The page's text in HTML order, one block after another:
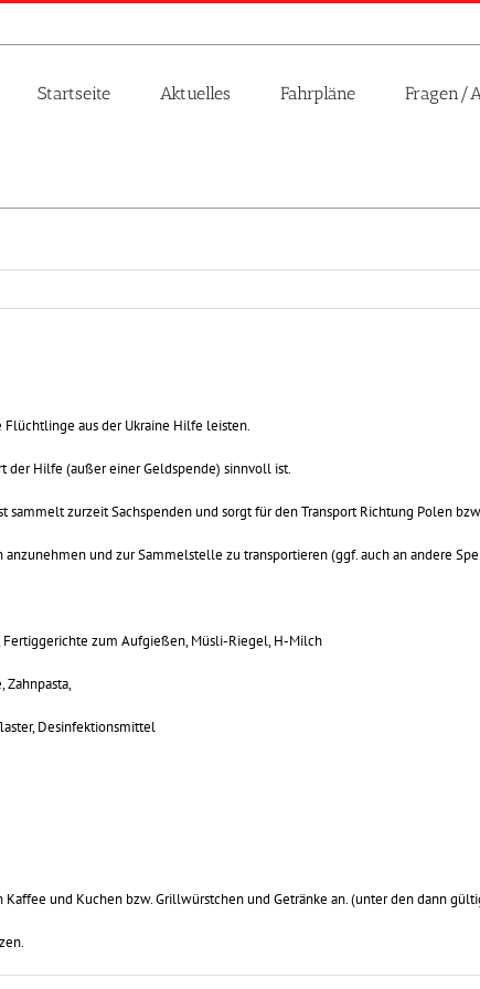
Startseite Aktuelles Fahrpläne Fragen/
Flüchtlinge aus der Ukraine Hilfe leisten.
der Hilfe (außer einer Geldspende) sinnvoll ist.
sammelt zurzeit Sachspenden und sorgt für den Transport Richtung Polen
und zur Sammelstelle zu transportieren (ggf. auch an andere
Fertiggerichte zum Aufgießen, Müsli-Riegel, H-Milch
Zahnpasta,
Desinfektionsmittel
und Kuchen bzw. Grillwürstchen und Getränke an. (unter den dann